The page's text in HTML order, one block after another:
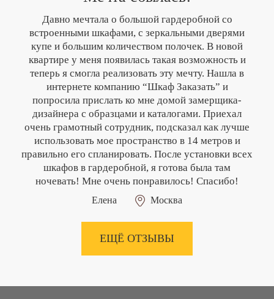
Давно мечтала о большой гардеробной со
встроенными шкафами, с зеркальными дверями
купе и большим количеством полочек. В новой
квартире у меня появилась такая возможность и
теперь я смогла реализовать эту мечту. Нашла в
интернете компанию “Шкаф Заказать” и
попросила прислать ко мне домой замерщика-
дизайнера с образцами и каталогами. Приехал
очень грамотный сотрудник, подсказал как лучше
использовать мое пространство в 14 метров и
правильно его спланировать. После установки всех
шкафов в гардеробной, я готова была там
ночевать! Мне очень понравилось! Спасибо!
Елена Москва
ЕЩЁ ОТЗЫВЫ